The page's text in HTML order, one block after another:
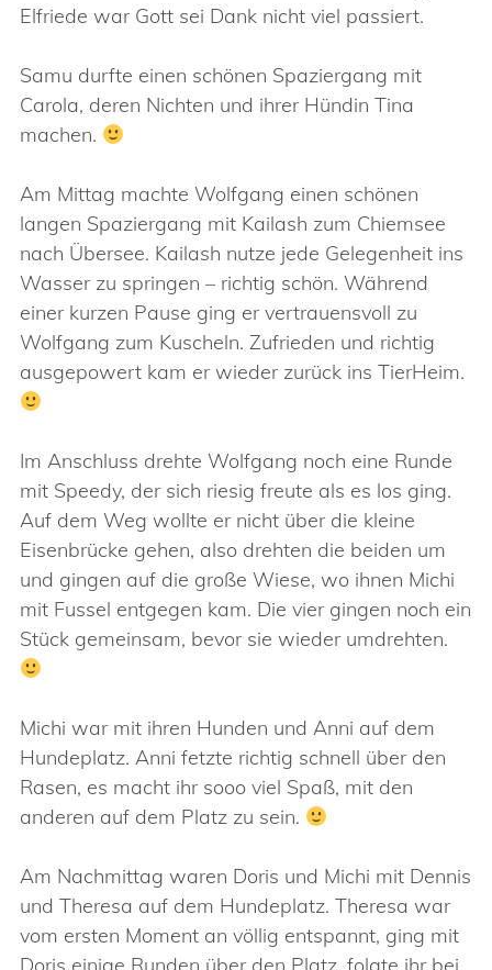
Elfriede war Gott sei Dank nicht viel passiert.
Samu durfte einen schönen Spaziergang mit
Carola, deren Nichten und ihrer Hündin Tina
machen.
Am Mittag machte Wolfgang einen schönen
langen Spaziergang mit Kailash zum Chiemsee
nach Übersee. Kailash nutze jede Gelegenheit ins
Wasser zu springen – richtig schön. Während
einer kurzen Pause ging er vertrauensvoll zu
Wolfgang zum Kuscheln. Zufrieden und richtig
ausgepowert kam er wieder zurück ins TierHeim.
Im Anschluss drehte Wolfgang noch eine Runde
mit Speedy, der sich riesig freute als es los ging.
Auf dem Weg wollte er nicht über die kleine
Eisenbrücke gehen, also drehten die beiden um
und gingen auf die große Wiese, wo ihnen Michi
mit Fussel entgegen kam. Die vier gingen noch ein
Stück gemeinsam, bevor sie wieder umdrehten.
Michi war mit ihren Hunden und Anni auf dem
Hundeplatz. Anni fetzte richtig schnell über den
Rasen, es macht ihr sooo viel Spaß, mit den
anderen auf dem Platz zu sein.
Am Nachmittag waren Doris und Michi mit Dennis
und Theresa auf dem Hundeplatz. Theresa war
vom ersten Moment an völlig entspannt, ging mit